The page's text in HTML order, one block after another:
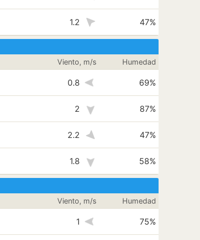
1.2 47%
Viento, m/s Humedad
0.8 69%
2 87%
2.2 47%
1.8 58%
Viento, m/s Humedad
1 75%